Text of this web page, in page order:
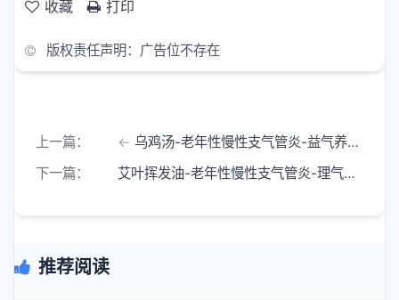
收藏
打印
版权责任声明：广告位不存在
上一篇：
乌鸡汤-老年性慢性支气管炎-益气养肺,滋阴养血-一味妙方
下一篇：
艾叶挥发油-老年性慢性支气管炎-理气活血 散寒除湿-一味妙方
推荐阅读